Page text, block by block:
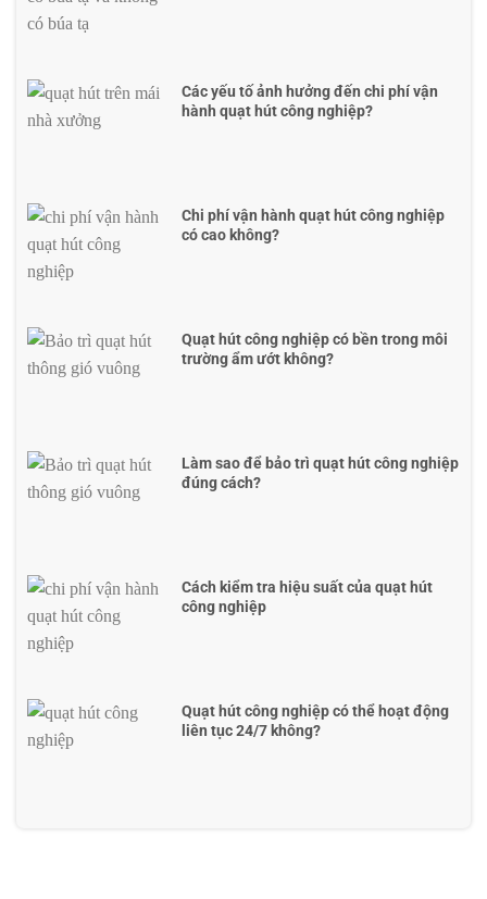
Các yếu tố ảnh hưởng đến chi phí vận
hành quạt hút công nghiệp?
Chi phí vận hành quạt hút công nghiệp
có cao không?
Quạt hút công nghiệp có bền trong môi
trường ẩm ướt không?
Làm sao để bảo trì quạt hút công nghiệp
đúng cách?
Cách kiểm tra hiệu suất của quạt hút
công nghiệp
Quạt hút công nghiệp có thể hoạt động
liên tục 24/7 không?